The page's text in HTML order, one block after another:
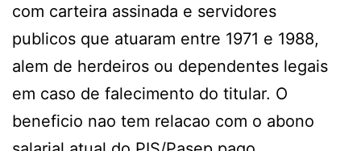
com carteira assinada e servidores
publicos que atuaram entre 1971 e 1988,
alem de herdeiros ou dependentes legais
em caso de falecimento do titular. O
beneficio nao tem relacao com o abono